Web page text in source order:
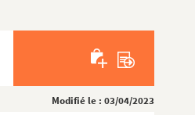
Modifié le : 03/04/2023